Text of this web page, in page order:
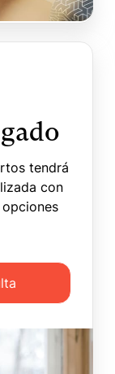
tendrá
con